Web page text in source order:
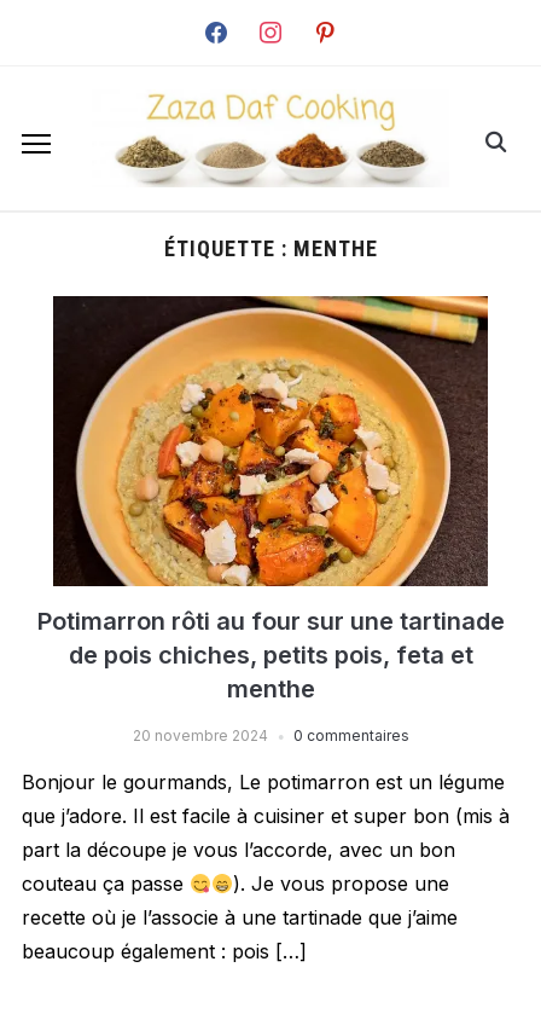
facebook instagrampinterest
ÉTIQUETTE : MENTHE
Potimarron rôti au four sur une tartinade
de pois chiches, petits pois, feta et
menthe
20 novembre 2024 0 commentaires
Bonjour le gourmands, Le potimarron est un légume
que j’adore. Il est facile à cuisiner et super bon (mis à
part la découpe je vous l’accorde, avec un bon
couteau ça passe
). Je vous propose une
recette où je l’associe à une tartinade que j’aime
beaucoup également : pois […]